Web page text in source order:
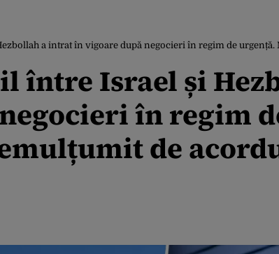
a intrat în vigoare după negocieri în regim de
între Israel și
în regim
de